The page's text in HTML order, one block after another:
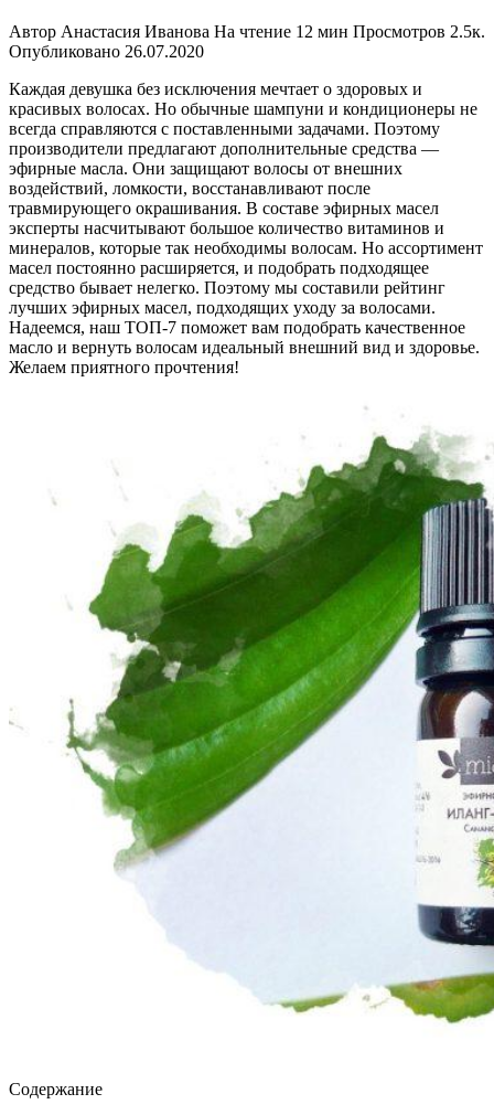
Автор Анастасия Иванова На чтение 12 мин Просмотров 2.5к.
Опубликовано 26.07.2020
Каждая девушка без исключения мечтает о здоровых и
красивых волосах. Но обычные шампуни и кондиционеры не
всегда справляются с поставленными задачами. Поэтому
производители предлагают дополнительные средства —
эфирные масла. Они защищают волосы от внешних
воздействий, ломкости, восстанавливают после
травмирующего окрашивания. В составе эфирных масел
эксперты насчитывают большое количество витаминов и
минералов, которые так необходимы волосам. Но ассортимент
масел постоянно расширяется, и подобрать подходящее
средство бывает нелегко. Поэтому мы составили рейтинг
лучших эфирных масел, подходящих уходу за волосами.
Надеемся, наш ТОП-7 поможет вам подобрать качественное
масло и вернуть волосам идеальный внешний вид и здоровье.
Желаем приятного прочтения!
Содержание